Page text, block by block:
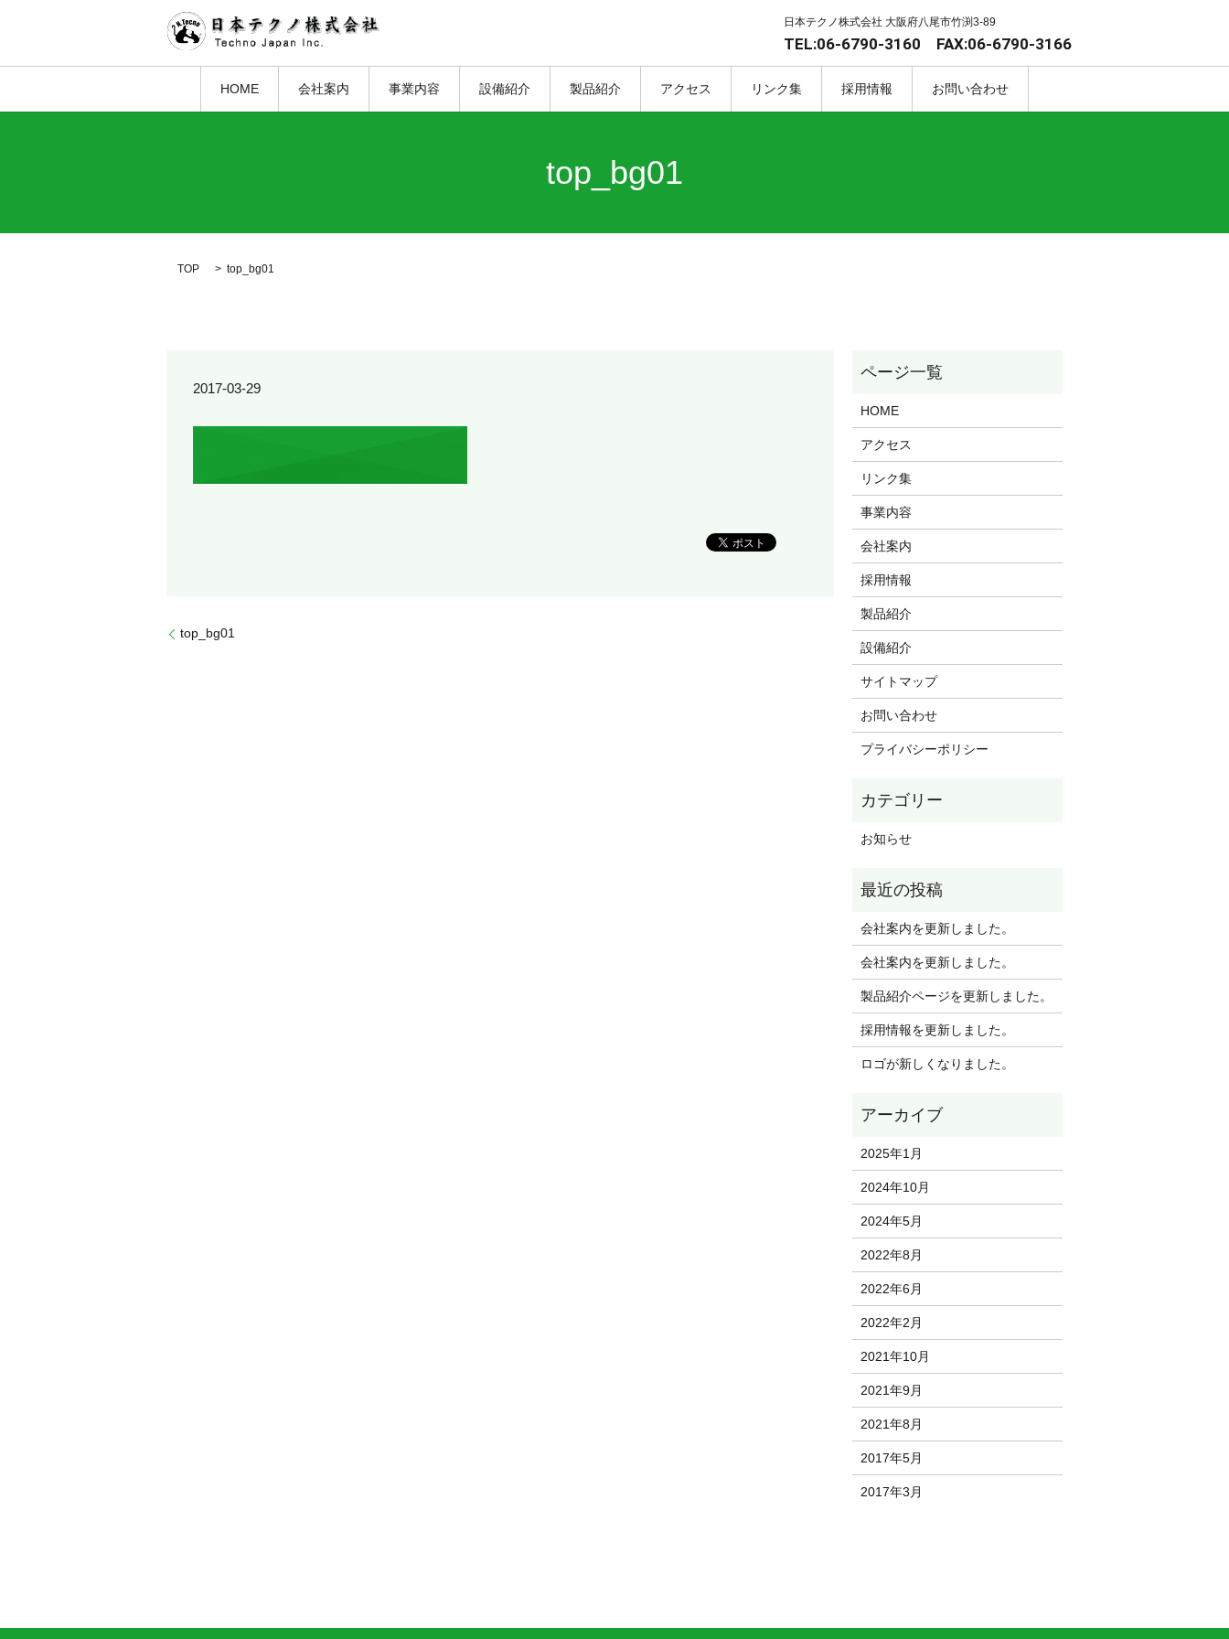
日本テクノ株式会社 大阪府八尾市竹渕3-89
TEL:06-6790-3160 FAX:06-6790-3166
HOME 会社案内 事業内容 設備紹介 製品紹介 アクセス リンク集 採用情報 お問い合わせ
top_bg01
TOP top_bg01
2017-03-29
top_bg01
HOME
アクセス
リンク集
事業内容
会社案内
採用情報
製品紹介
設備紹介
サイトマップ
お問い合わせ
プライバシーポリシー
お知らせ
会社案内を更新しました。
会社案内を更新しました。
製品紹介ページを更新しました。
採用情報を更新しました。
ロゴが新しくなりました。
2025年1月
2024年10月
2024年5月
2022年8月
2022年6月
2022年2月
2021年10月
2021年9月
2021年8月
2017年5月
2017年3月